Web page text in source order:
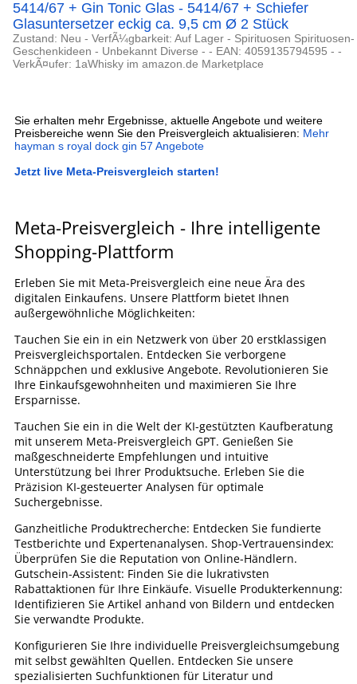
5414/67 + Gin Tonic Glas - 5414/67 + Schiefer
Glasuntersetzer eckig ca. 9,5 cm Ø 2 Stück
Zustand: Neu - VerfÃ¼gbarkeit: Auf Lager - Spirituosen Spirituosen-
Geschenkideen - Unbekannt Diverse - - EAN: 4059135794595 - -
VerkÃ¤ufer: 1aWhisky im amazon.de Marketplace
Sie erhalten mehr Ergebnisse, aktuelle Angebote und weitere
Preisbereiche wenn Sie den Preisvergleich aktualisieren: Mehr
hayman s royal dock gin 57 Angebote
Jetzt live Meta-Preisvergleich starten!
Meta-Preisvergleich - Ihre intelligente
Shopping-Plattform
Erleben Sie mit Meta-Preisvergleich eine neue Ära des
digitalen Einkaufens. Unsere Plattform bietet Ihnen
außergewöhnliche Möglichkeiten:
Tauchen Sie ein in ein Netzwerk von über 20 erstklassigen
Preisvergleichsportalen. Entdecken Sie verborgene
Schnäppchen und exklusive Angebote. Revolutionieren Sie
Ihre Einkaufsgewohnheiten und maximieren Sie Ihre
Ersparnisse.
Tauchen Sie ein in die Welt der KI-gestützten Kaufberatung
mit unserem Meta-Preisvergleich GPT. Genießen Sie
maßgeschneiderte Empfehlungen und intuitive
Unterstützung bei Ihrer Produktsuche. Erleben Sie die
Präzision KI-gesteuerter Analysen für optimale
Suchergebnisse.
Ganzheitliche Produktrecherche: Entdecken Sie fundierte
Testberichte und Expertenanalysen. Shop-Vertrauensindex:
Überprüfen Sie die Reputation von Online-Händlern.
Gutschein-Assistent: Finden Sie die lukrativsten
Rabattaktionen für Ihre Einkäufe. Visuelle Produkterkennung:
Identifizieren Sie Artikel anhand von Bildern und entdecken
Sie verwandte Produkte.
Konfigurieren Sie Ihre individuelle Preisvergleichsumgebung
mit selbst gewählten Quellen. Entdecken Sie unsere
spezialisierten Suchfunktionen für Literatur und